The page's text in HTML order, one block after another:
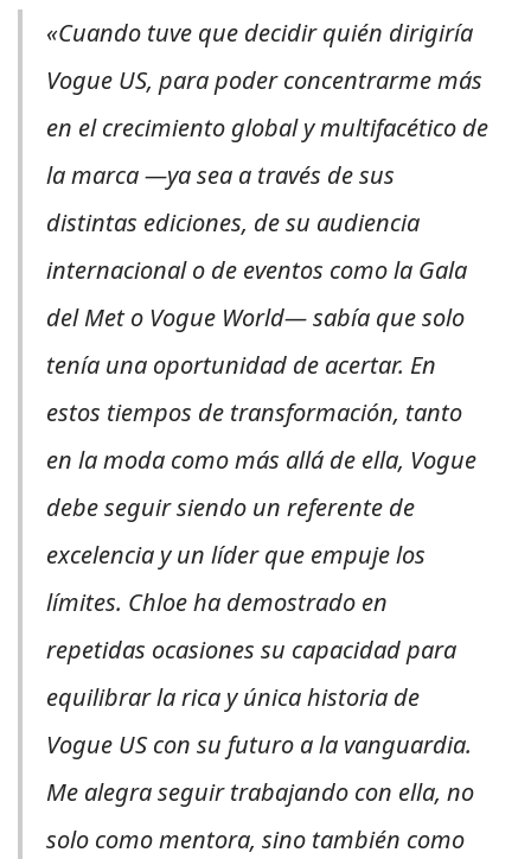
«Cuando tuve que decidir quién dirigiría
Vogue US, para poder concentrarme más
en el crecimiento global y multifacético de
la marca —ya sea a través de sus
distintas ediciones, de su audiencia
internacional o de eventos como la Gala
del Met o Vogue World— sabía que solo
tenía una oportunidad de acertar. En
estos tiempos de transformación, tanto
en la moda como más allá de ella, Vogue
debe seguir siendo un referente de
excelencia y un líder que empuje los
límites. Chloe ha demostrado en
repetidas ocasiones su capacidad para
equilibrar la rica y única historia de
Vogue US con su futuro a la vanguardia.
Me alegra seguir trabajando con ella, no
solo como mentora, sino también como